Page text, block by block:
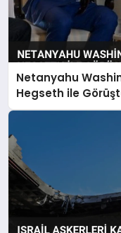
Netanyahu
Hegseth ile